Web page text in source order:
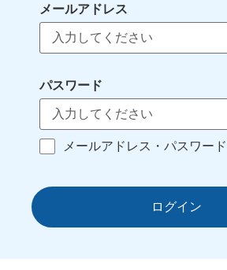
メールアドレス
パスワード
メールアドレス・パスワー
ログイン